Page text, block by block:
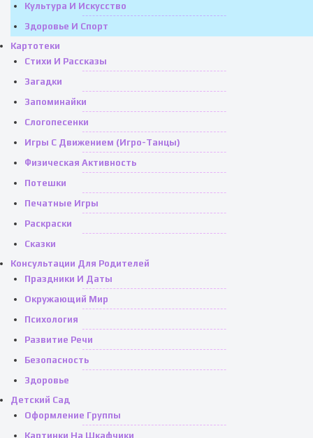
Культура И Искусство
Здоровье И Спорт
Картотеки
Стихи И Рассказы
Загадки
Запоминайки
Слогопесенки
Игры С Движением (игро-Танцы)
Физическая Активность
Потешки
Печатные Игры
Раскраски
Сказки
Консультации Для Родителей
Праздники И Даты
Окружающий Мир
Психология
Развитие Речи
Безопасность
Здоровье
Детский Сад
Оформление Группы
Картинки На Шкафчики